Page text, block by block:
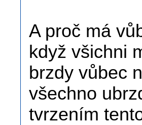
A proč má
když všichni
brzdy vůbec
všechno
tvrzením